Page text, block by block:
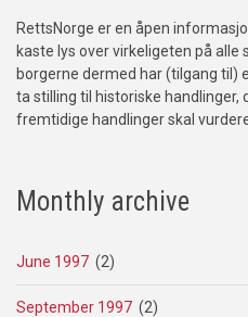
RettsNorge er en åpen
kaste lys over virkeligeten på
borgerne dermed har (tilgang til)
ta stilling til historiske handlinger,
fremtidige handlinger skal
Monthly archive
June 1997 (2)
September 1997 (2)